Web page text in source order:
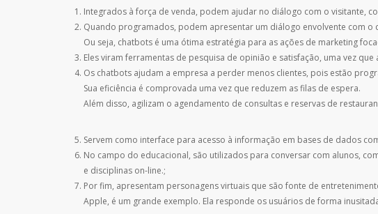
Integrados à força de venda, podem ajudar no diálogo com o visitante,
Quando programados, podem apresentar um diálogo envolvente com
Ou seja, chatbots é uma ótima estratégia para as ações de marketing
Eles viram ferramentas de pesquisa de opinião e satisfação, uma vez
Os chatbots ajudam a empresa a perder menos clientes, pois estão
Sua eficiência é comprovada uma vez que reduzem as filas de espera.
Além disso, agilizam o agendamento de consultas e reservas de
Servem como interface para acesso à informação em bases de dados
No campo do educacional, são utilizados para conversar com alunos,
e disciplinas on-line.;
Por fim, apresentam personagens virtuais que são fonte de
Apple, é um grande exemplo. Ela responde os usuários de forma